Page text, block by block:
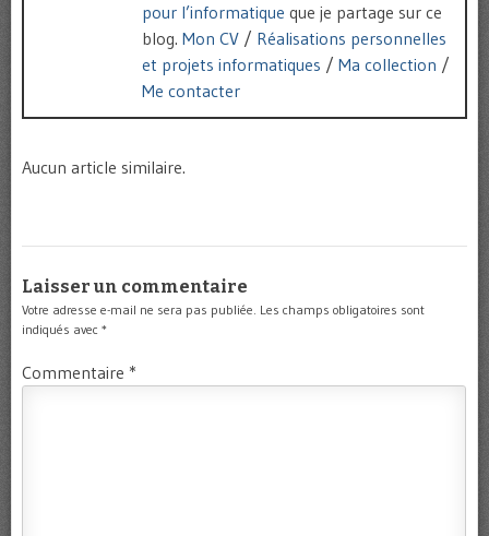
pour l’informatique que je partage sur ce
blog. Mon CV / Réalisations personnelles
et projets informatiques / Ma collection /
Me contacter
Aucun article similaire.
Laisser un commentaire
Votre adresse e-mail ne sera pas publiée. Les champs obligatoires sont
indiqués avec *
Commentaire *